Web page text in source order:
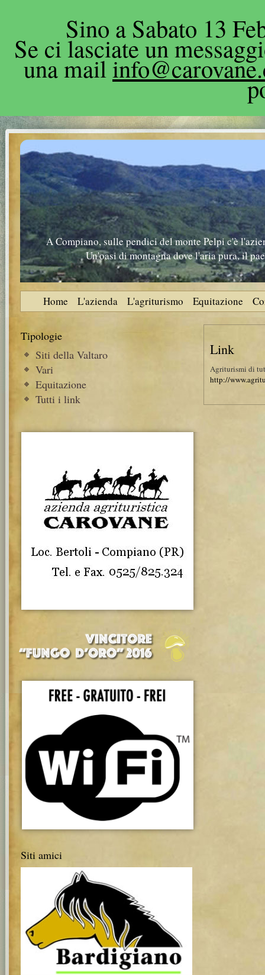
Sino a Sabato 13
Se ci lasciate un
una mail
A Compiano, sulle pendici del monte Pelpi c'è
Un'oasi di montagna dove l'aria pura, il
Home L'azienda L'agriturismo Equitazione
Tipologie
Siti della Valtaro
Vari
Equitazione
Tutti i link
Siti amici
Link
Agriturismi di
http://